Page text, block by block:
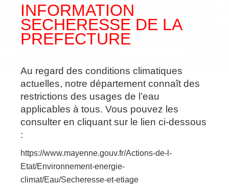
INFORMATION
SECHERESSE DE LA
PREFECTURE
Au regard des conditions climatiques
actuelles, notre département connaît des
restrictions des usages de l’eau
applicables à tous. Vous pouvez les
consulter en cliquant sur le lien ci-dessous
:
https://www.mayenne.gouv.fr/Actions-de-l-
Etat/Environnement-energie-
climat/Eau/Secheresse-et-etiage